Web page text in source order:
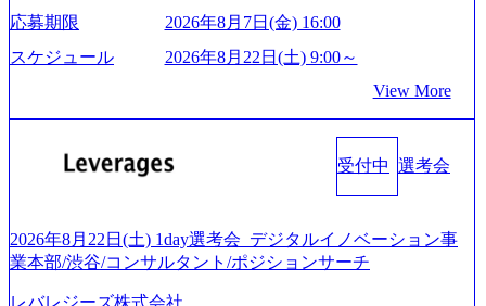
ィ領域における地域活性アプリ企画支援及び実行支援 ・ロ
業支援 ※その他新規事業や既存デジタルトランスフォーメ
ーションの案件が多数 ● コンサルタント プロジェクトにお
プロジェクトにおける課題/リスク管理などを担当。 ● シニ
アコンサルタント プロジェクトメンバーとしてプロジェク
トの一領域を担う。主な作業としては、As-Is分析、仮説構
ィスカッションペ ーパーの作成などを担当。 ● 裁量権 弊社
は2019年11月に設立され、成長期といわれるフェーズにあ
ります。 事業・組織を拡大していく時期のため、メンバー
と幸いです ※1day選考会のご参加希望の方は、事前にGAB
試験を受検いただきます(受験期限は1day選考会実施日の3日
前まで)。 ※ただし、30代以上のコンサルファーム経験3年
以上の方はGAB受検免除、書類選考のみ。 書類選考通過後
に、GAB試験に合格している方へ1day選考会当日のご案内
をさせていただきます。 急速なグローバル化により既存事
業では成長戦略を描く事が困難になった大手企業をサポー
す。 (1)既存または新規大手事業会社から依頼された「経営
戦略」等のコンサルティング支援を行います。クライアン
トは各業界上位5社をターゲットとし、特にCXOクラスから
「新規事業戦略」「既存事業のトランスフォーメーショ
グ領域からその実行的側面であるITサービスの提供まで一
貫して支援する総合系・IT系ファームである あらゆる産業
において非常に良質な顧客基盤を築いており、Fortune Globa
手掛けたプロジェクトは「ファーストリテイリングにおけ
るグローバル化」「資生堂グループのDX化支援」「ヴィヴ
ンサルティング活動のみならず、2021年にはKDDIと合弁会
社「ARISE analytics」を設立し、人工知能とデータアナリテ
ジタル人材育成の支援も盛んに行う 採用資料 (https://www.ac
centure.com/content/dam/accenture/final/accenture-com/document-
応募期限
2026年8月7日(金) 16:00
スケジュール
2026年8月22日(土) 9:00～
View More
受付中 選考会
2026年8月22日(土) 1day選考会_デジタルイノベーション事
業本部/渋谷/コンサルタント/ポジションサーチ